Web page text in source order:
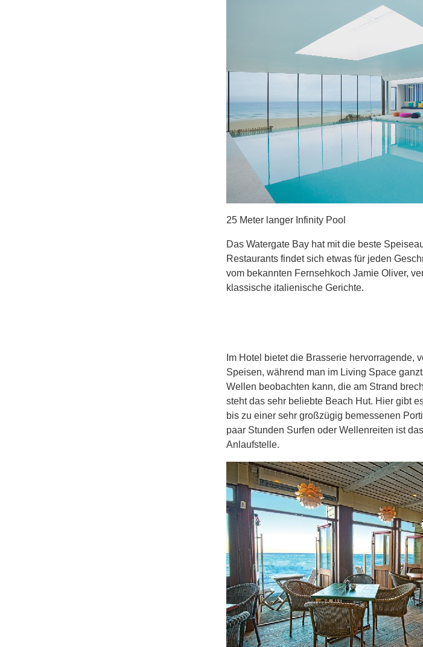
25 Meter langer Infinity Pool
Das Watergate Bay hat mit die beste
Restaurants findet sich etwas für jeden
vom bekannten Fernsehkoch Jamie Oliver,
klassische italienische Gerichte.
Im Hotel bietet die Brasserie hervorragende,
Speisen, während man im Living Space
Wellen beobachten kann, die am Strand
steht das sehr beliebte Beach Hut. Hier gibt
bis zu einer sehr großzügig bemessenen
paar Stunden Surfen oder Wellenreiten ist
Anlaufstelle.